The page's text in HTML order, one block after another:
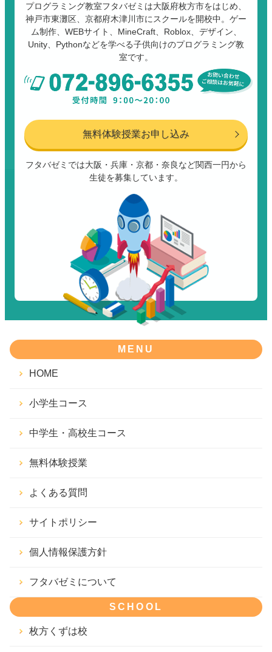
プログラミング教室フタバゼミは大阪府枚方市をはじめ、
神戸市東灘区、京都府木津川市にスクールを開校中。ゲー
ム制作、WEBサイト、MineCraft、Roblox、デザイン、
Unity、Pythonなどを学べる子供向けのプログラミング教
室です。
無料体験授業お申し込み
フタバゼミでは大阪・兵庫・京都・奈良など関西一円から
生徒を募集しています。
MENU
HOME
小学生コース
中学生・高校生コース
無料体験授業
よくある質問
サイトポリシー
個人情報保護方針
フタバゼミについて
SCHOOL
枚方くずは校